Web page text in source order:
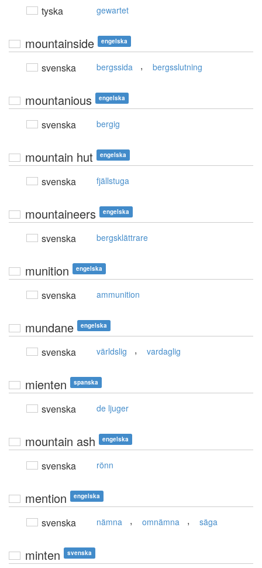
tyska gewartet
mountainside engelska
svenska bergssida , bergsslutning
mountanious engelska
svenska bergig
mountain hut engelska
svenska fjällstuga
mountaineers engelska
svenska bergsklättrare
munition engelska
svenska ammunition
mundane engelska
svenska världslig , vardaglig
mienten spanska
svenska de ljuger
mountain ash engelska
svenska rönn
mention engelska
svenska nämna , omnämna , säga
minten svenska